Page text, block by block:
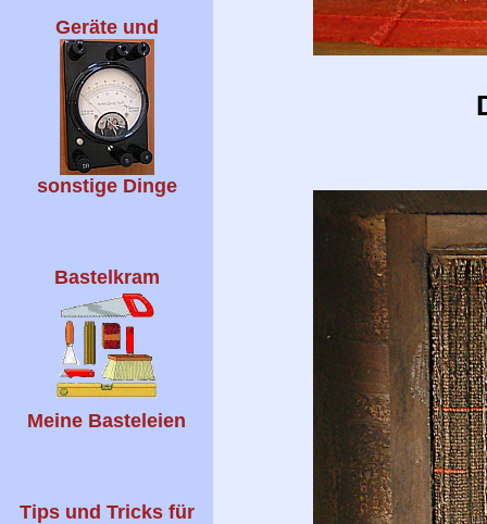
Geräte und
sonstige Dinge
Bastelkram
Meine Basteleien
Tips und Tricks für